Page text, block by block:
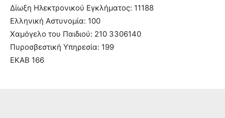
Δίωξη Ηλεκτρονικού Εγκλήματος: 11188
Ελληνική Αστυνομία: 100
Χαμόγελο του Παιδιού: 210 3306140
Πυροσβεστική Υπηρεσία: 199
ΕΚΑΒ 166